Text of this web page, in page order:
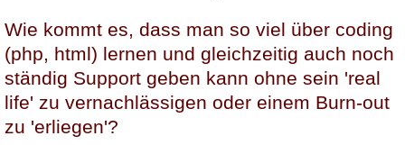
Wie kommt es, dass man so viel über coding
(php, html) lernen und gleichzeitig auch noch
ständig Support geben kann ohne sein 'real
life' zu vernachlässigen oder einem Burn-out
zu 'erliegen'?